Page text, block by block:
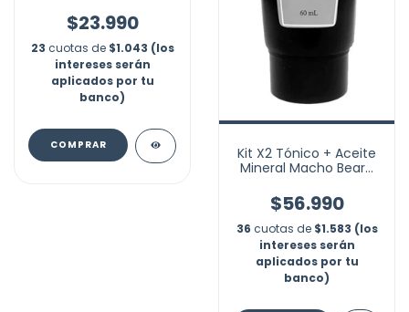
$23.990
23 cuotas de $1.043 (los
intereses serán
aplicados por tu
banco)
Kit X2 Tónico + Aceite
Mineral Macho Beard
$56.990
36 cuotas de $1.583 (los
intereses serán
aplicados por tu
banco)